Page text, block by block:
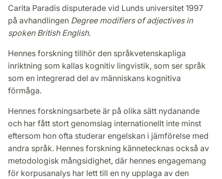
Carita Paradis disputerade vid Lunds universitet 1997
på avhandlingen Degree modifiers of adjectives in
spoken British English.
Hennes forskning tillhör den språkvetenskapliga
inriktning som kallas kognitiv lingvistik, som ser språk
som en integrerad del av människans kognitiva
förmåga.
Hennes forskningsarbete är på olika sätt nydanande
och har fått stort genomslag internationellt inte minst
eftersom hon ofta studerar engelskan i jämförelse med
andra språk. Hennes forskning kännetecknas också av
metodologisk mångsidighet, där hennes engagemang
för korpusanalys har lett till en ny upplaga av den